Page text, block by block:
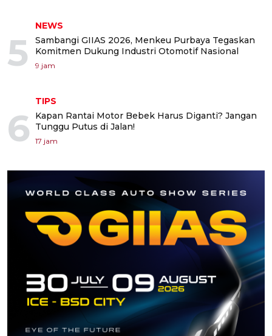
5
NEWS
Sambangi GIIAS 2026, Menkeu Purbaya Tegaskan
Komitmen Dukung Industri Otomotif Nasional
9 jam
6
TIPS
Kapan Rantai Motor Bebek Harus Diganti? Jangan
Tunggu Putus di Jalan!
17 jam